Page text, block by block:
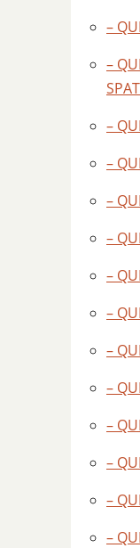
–
–
–
–
–
–
–
–
–
–
–
–
–
–